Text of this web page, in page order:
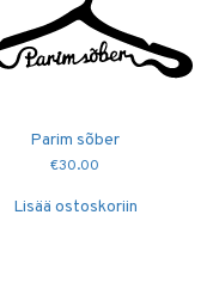
Parim sõber
€30.00
Lisää ostoskoriin